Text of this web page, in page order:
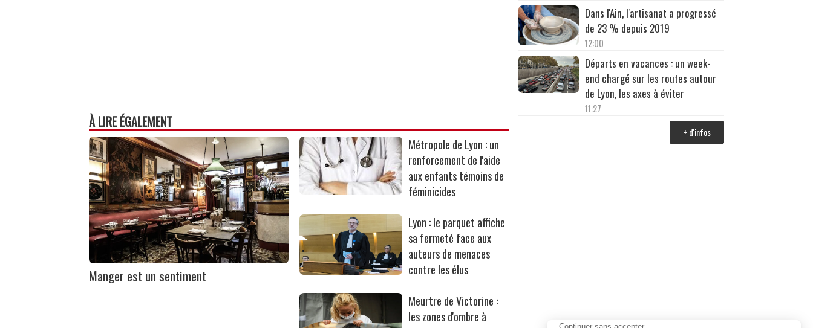
À LIRE ÉGALEMENT
Manger est un sentiment
Métropole de Lyon : un
renforcement de l'aide
aux enfants témoins de
féminicides
Lyon : le parquet affiche
sa fermeté face aux
auteurs de menaces
contre les élus
Meurtre de Victorine :
les zones d'ombre à
Dans l'Ain, l'artisanat a progressé
de 23 % depuis 2019
12:00
Départs en vacances : un week-
end chargé sur les routes autour
de Lyon, les axes à éviter
11:27
+ d'infos